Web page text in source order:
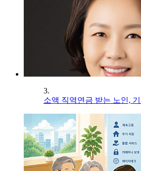
3.
소액 직역연금 받는 노인,